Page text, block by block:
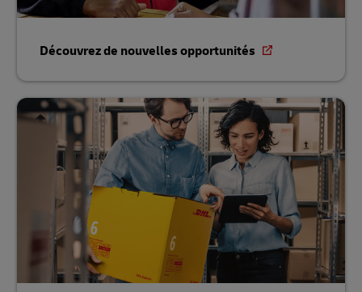
Découvrez de nouvelles opportunités